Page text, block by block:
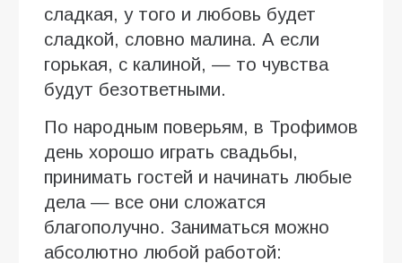
сладкая, у того и любовь будет
сладкой, словно малина. А если
горькая, с калиной, — то чувства
будут безответными.
По народным поверьям, в Трофимов
день хорошо играть свадьбы,
принимать гостей и начинать любые
дела — все они сложатся
благополучно. Заниматься можно
абсолютно любой работой: